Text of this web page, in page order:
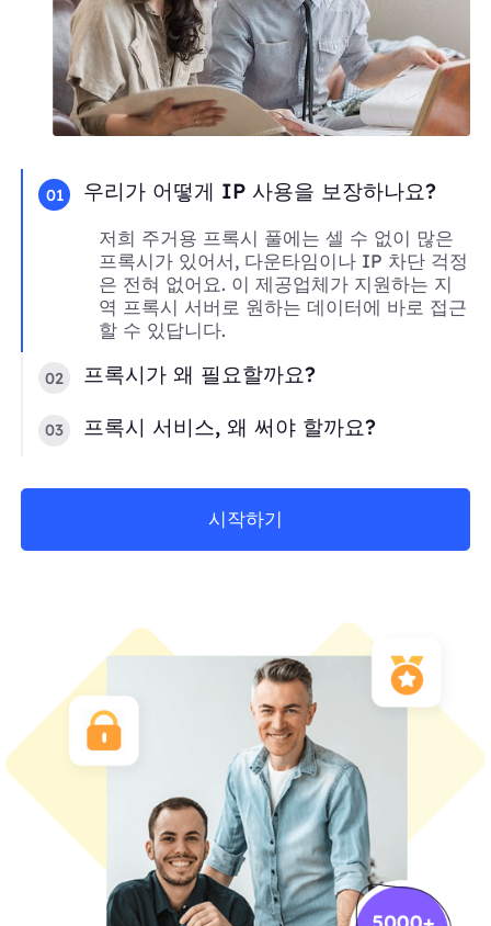
01 우리가 어떻게 IP 사용을 보장하나요?
저희 주거용 프록시 풀에는 셀 수 없이 많은
프록시가 있어서, 다운타임이나 IP 차단 걱정
은 전혀 없어요. 이 제공업체가 지원하는 지
역 프록시 서버로 원하는 데이터에 바로 접근
할 수 있답니다.
02 프록시가 왜 필요할까요?
03 프록시 서비스, 왜 써야 할까요?
시작하기